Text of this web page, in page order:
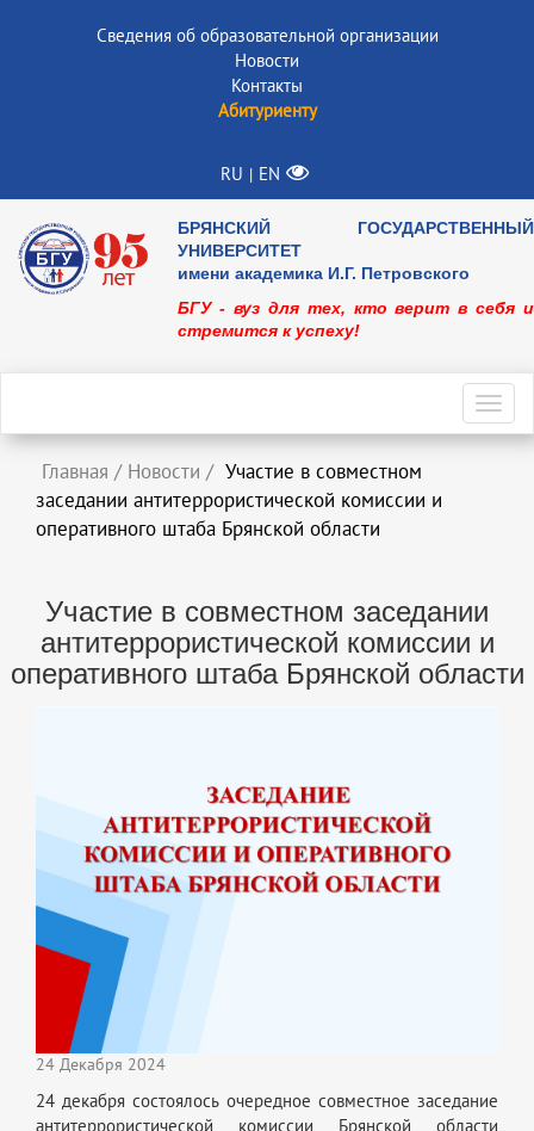
Сведения об образовательной организации
Новости
Контакты
Абитуриенту
RU | EN
БРЯНСКИЙ ГОСУДАРСТВЕННЫЙ
УНИВЕРСИТЕТ
имени академика И.Г. Петровского
БГУ - вуз для тех, кто верит в себя и
стремится к успеху!
Главная / Новости / Участие в совместном
заседании антитеррористической комиссии и
оперативного штаба Брянской области
Участие в совместном заседании
антитеррористической комиссии и
оперативного штаба Брянской области
24 Декабря 2024
24 декабря состоялось очередное совместное заседание
антитеррористической комиссии Брянской области